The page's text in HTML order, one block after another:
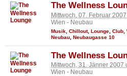
The Wellness
Mittwoch, 07. Februar
Wien - Neubau
Musik Chillout, Lounge Club
Neubau Neubaugasse 10
The Wellness
Mittwoch, 31. Jänner 2007
Wien - Neubau